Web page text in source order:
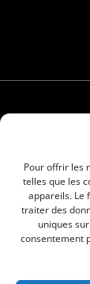
Pour offrir les
telles que les
appareils. Le
traiter des
uniques
consentement